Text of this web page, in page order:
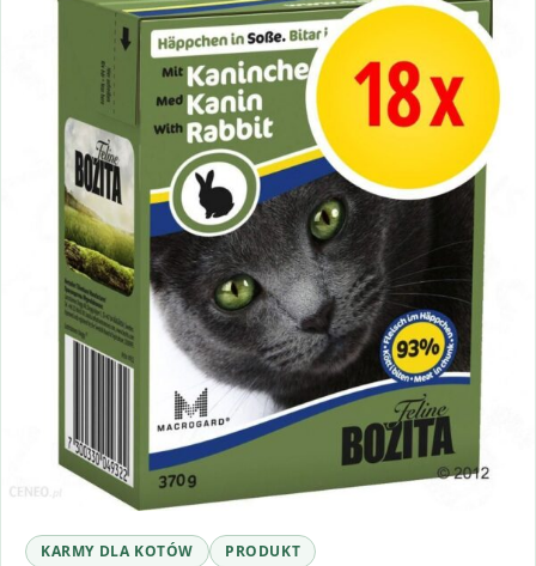
KARMY DLA KOTÓW PRODUKT